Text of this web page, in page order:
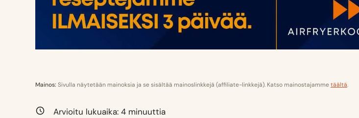
Mainos: Sivulla näytetään mainoksia ja se sisältää mainoslinkkejä (affiliate-linkkejä). Katso mainostajammetäältä.
Arvioitu lukuaika: 4 minuuttia